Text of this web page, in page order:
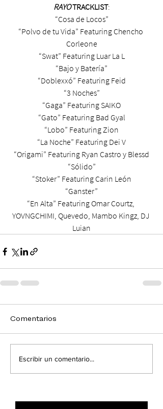
RAYO TRACKLIST:
“Cosa de Locos”
“Polvo de tu Vida” Featuring Chencho
Corleone
“Swat” Featuring Luar La L
“Bajo y Batería”
“Doblexxó” Featuring Feid
“3 Noches”
“Gaga” Featuring SAIKO
“Gato” Featuring Bad Gyal
“Lobo” Featuring Zion
“La Noche” Featuring Dei V
“Origami” Featuring Ryan Castro y Blessd
“Sólido”
“Stoker” Featuring Carin León
“Ganster”
“En Alta” Featuring Omar Courtz,
YOVNGCHIMI, Quevedo, Mambo Kingz, DJ
Luian
Comentarios
Escribir un comentario...